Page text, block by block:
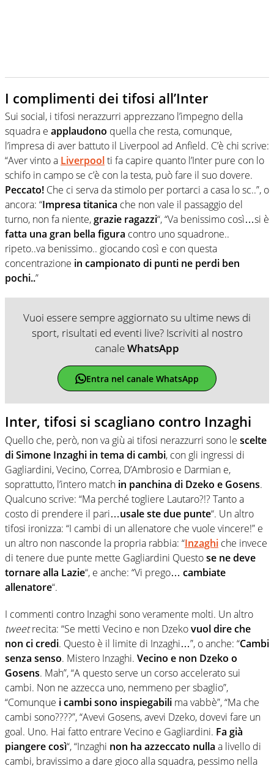
I complimenti dei tifosi all’Inter
Sui social, i tifosi nerazzurri apprezzano l’impegno della
squadra e applaudono quella che resta, comunque,
l’impresa di aver battuto il Liverpool ad Anfield. C’è chi scrive:
“Aver vinto a Liverpoolti fa capire quanto l’Inter pure con lo
schifo in campo se c’è con la testa, può fare il suo dovere.
Peccato! Che ci serva da stimolo per portarci a casa lo sc..”, o
ancora: “Impresa titanica che non vale il passaggio del
turno, non fa niente,grazie ragazzi“, “Va benissimo così…si è
fatta una gran bella figura contro uno squadrone..
ripeto..va benissimo.. giocando così e con questa
concentrazione in campionato di punti ne perdi ben
pochi..”
Vuoi essere sempre aggiornato su ultime news di
sport, risultati ed eventi live? Iscriviti al nostro
canaleWhatsApp
Entra nel canale WhatsApp
Inter, tifosi si scagliano contro Inzaghi
Quello che, però, non va giù ai tifosi nerazzurri sono le scelte
di Simone Inzaghi in tema di cambi, con gli ingressi di
Gagliardini, Vecino, Correa, D’Ambrosio e Darmian e,
soprattutto, l’intero match in panchina di Dzeko e Gosens.
Qualcuno scrive: “Ma perché togliere Lautaro?!? Tanto a
costo di prendere il pari…usale ste due punte“. Un altro
tifosi ironizza: “I cambi di un allenatore che vuole vincere!” e
un altro non nasconde la propria rabbia: “Inzaghi che invece
di tenere due punte mette Gagliardini Questose ne deve
tornare alla Lazie“, e anche: “Vi prego… cambiate
allenatore“.
I commenti contro Inzaghi sono veramente molti. Un altro
tweetrecita: “Se metti Vecino e non Dzekovuol dire che
non ci credi. Questo è il limite di Inzaghi…”, o anche: “Cambi
senza senso. Mistero Inzaghi. Vecino e non Dzeko o
Gosens. Mah”,“A questo serve un corso accelerato sui
cambi. Non ne azzecca uno, nemmeno per sbaglio”,
“Comunque i cambi sono inspiegabili ma vabbè”, “Ma che
cambi sono????”, “Avevi Gosens, avevi Dzeko, dovevi fare un
goal. Uno. Hai fatto entrare Vecino e Gagliardini. Fa già
piangere così“, “Inzaghi non ha azzeccato nulla a livello di
cambi, bravissimo a dare gioco alla squadra, pessimo nella